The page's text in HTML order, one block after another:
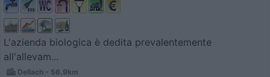
L'azienda biologica è dedita prevalentemente
all'allevam...
Dellach - 56.9km